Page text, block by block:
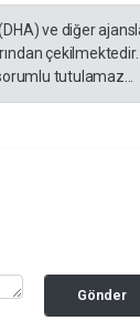
ve diğer
çekilmektedir.
tutulamaz...
Gönder